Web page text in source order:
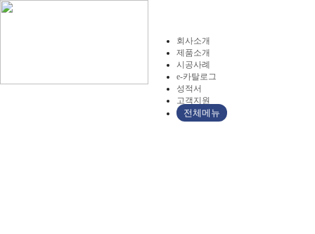
회사소개
제품소개
시공사례
e-카탈로그
성적서
고객지원
전체메뉴